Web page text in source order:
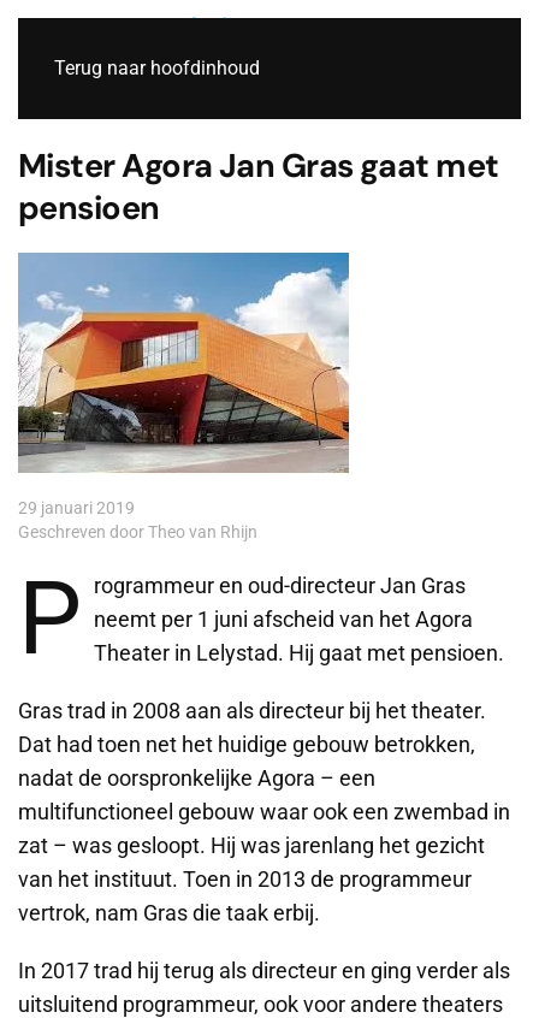
Terug naar hoofdinhoud
Mister Agora Jan Gras gaat met
pensioen
29 januari 2019
Geschreven door Theo van Rhijn
P
rogrammeur en oud-directeur Jan Gras
neemt per 1 juni afscheid van het Agora
Theater in Lelystad. Hij gaat met pensioen.
Gras trad in 2008 aan als directeur bij het theater.
Dat had toen net het huidige gebouw betrokken,
nadat de oorspronkelijke Agora – een
multifunctioneel gebouw waar ook een zwembad in
zat – was gesloopt. Hij was jarenlang het gezicht
van het instituut. Toen in 2013 de programmeur
vertrok, nam Gras die taak erbij.
In 2017 trad hij terug als directeur en ging verder als
uitsluitend programmeur, ook voor andere theaters